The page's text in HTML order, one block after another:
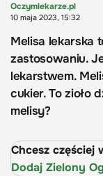
Oczymlekarze.pl
10 maja 2023, 15:32
Melisa lekarska
zastosowaniu.
lekarstwem.
cukier. To zioło
melisy?
Chcesz częściej
Dodaj Zielony